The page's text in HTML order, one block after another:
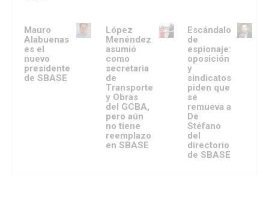
Mauro
Alabuenas
es el
nuevo
presidente
de SBASE
López
Menéndez
asumió
como
secretaria
de
Transporte
y Obras
del GCBA,
pero aún
no tiene
reemplazo
en SBASE
Escándalo
de
espionaje:
oposición
y
sindicatos
piden que
se
remueva a
De
Stéfano
del
directorio
de SBASE